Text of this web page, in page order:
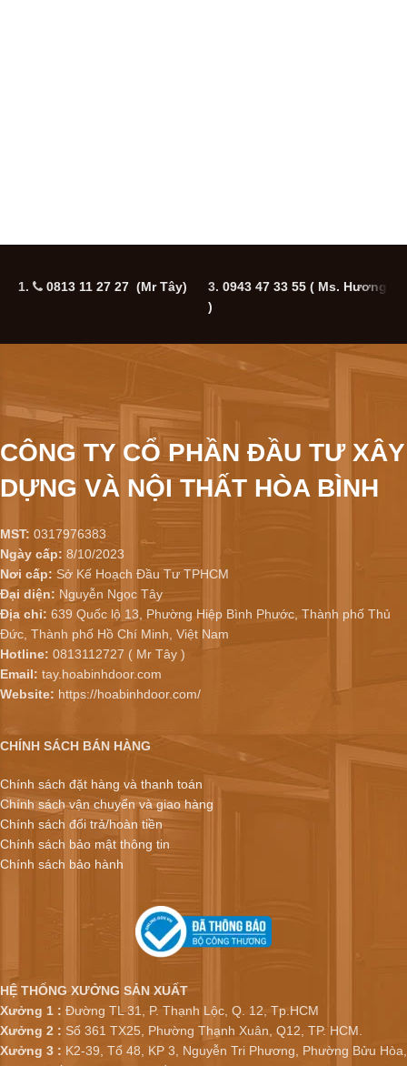
1. 0813 11 27 27 (Mr Tây) 3. 0943 47 33 55 ( Ms. Hương
)
CÔNG TY CỔ PHẦN ĐẦU TƯ XÂY
DỰNG VÀ NỘI THẤT HÒA BÌNH
MST: 0317976383
Ngày cấp: 8/10/2023
Nơi cấp: Sở Kế Hoạch Đầu Tư TPHCM
Đại diện: Nguyễn Ngọc Tây
Địa chỉ: 639 Quốc lộ 13, Phường Hiệp Bình Phước, Thành phố Thủ
Đức, Thành phố Hồ Chí Minh, Việt Nam
Hotline: 0813112727 ( Mr Tây )
Email: tay.hoabinhdoor.com
Website: https://hoabinhdoor.com/
CHÍNH SÁCH BÁN HÀNG
Chính sách đặt hàng và thanh toán
Chính sách vận chuyển và giao hàng
Chính sách đổi trả/hoàn tiền
Chính sách bảo mật thông tin
Chính sách bảo hành
HỆ THỐNG XƯỞNG SẢN XUẤT
Xưởng 1 : Đường TL 31, P. Thạnh Lộc, Q. 12, Tp.HCM
Xưởng 2 : Số 361 TX25, Phường Thạnh Xuân, Q12, TP. HCM.
Xưởng 3 : K2-39, Tổ 48, KP 3, Nguyễn Tri Phương, Phường Bửu Hòa,